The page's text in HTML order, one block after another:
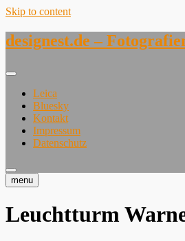
Skip to content
designest.de –
Leica
Bluesky
Kontakt
Impressum
Datenschutz
menu
Leuchtturm